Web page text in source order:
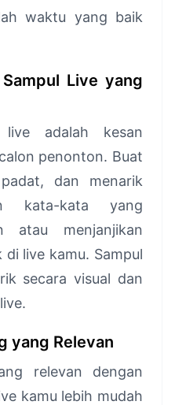
waktu yang baik
Live yang
adalah kesan
penonton. Buat
dan menarik
kata-kata yang
atau menjanjikan
live kamu. Sampul
secara visual dan
yang Relevan
relevan dengan
kamu lebih mudah